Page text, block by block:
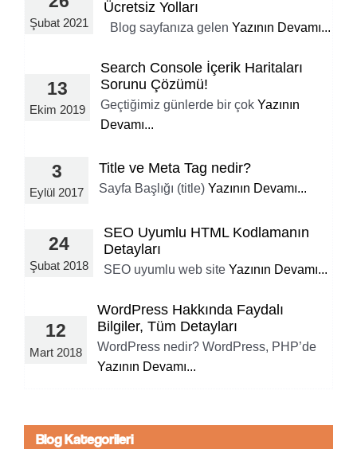
Şubat 2021
Ücretsiz Yolları
Blog sayfanıza gelen Yazının Devamı...
13
Ekim 2019
Search Console İçerik Haritaları
Sorunu Çözümü!
Geçtiğimiz günlerde bir çok Yazının
Devamı...
3
Eylül 2017
Title ve Meta Tag nedir?
Sayfa Başlığı (title) Yazının Devamı...
24
Şubat 2018
SEO Uyumlu HTML Kodlamanın
Detayları
SEO uyumlu web site Yazının Devamı...
12
Mart 2018
WordPress Hakkında Faydalı
Bilgiler, Tüm Detayları
WordPress nedir? WordPress, PHP’de
Yazının Devamı...
Blog Kategorileri